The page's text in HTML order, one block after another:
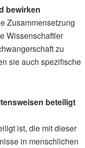
bewirken
Zusammensetzung
Wissenschaftler
zu
sie auch spezifische
beteiligt
ist, die mit dieser
in menschlichen